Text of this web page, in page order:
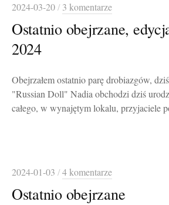
2024-03-20/ 3 komentarze
Ostatnio obejrzane,
2024
Obejrzałem ostatnio parę drobiazgów,
"Russian Doll" Nadia obchodzi dziś
całego, w wynajętym lokalu, przyjaciele
2024-01-03 /4 komentarze
Ostatnio obejrzane